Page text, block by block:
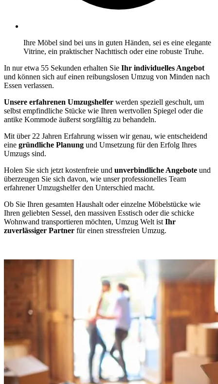
Ihre Möbel sind bei uns in guten Händen, sei es eine elegante
Vitrine, ein praktischer Nachttisch oder eine robuste Truhe.
In nur etwa 55 Sekunden erhalten Sie Ihr individuelles Angebot
und können sich auf einen reibungslosen Umzug von Minden nach
Essen verlassen.
Unsere erfahrenen Umzugshelfer werden speziell geschult, um
selbst empfindliche Stücke wie Ihren wertvollen Spiegel oder die
antike Kommode äußerst sorgfältig zu behandeln.
Mit über 22 Jahren Erfahrung wissen wir genau, wie entscheidend
eine gründliche Planung und Umsetzung für den Erfolg Ihres
Umzugs sind.
Holen Sie sich jetzt kostenfreie und unverbindliche Angebote und
überzeugen Sie sich davon, wie unser professionelles Team
erfahrener Umzugshelfer den Unterschied macht.
Ob Sie Ihren gesamten Haushalt oder einzelne Möbelstücke wie
Ihren geliebten Sessel, den massiven Esstisch oder die schicke
Wohnwand transportieren möchten, Umzug Welt ist Ihr
zuverlässiger Partner für einen stressfreien Umzug.